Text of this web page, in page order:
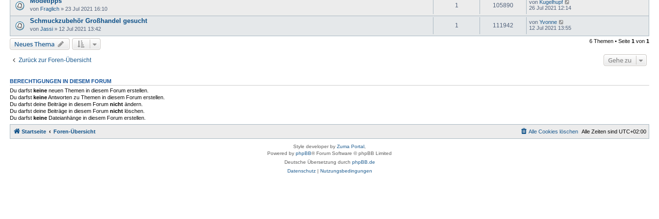
von Fraglich » 23 Jul 2021 16:10
1 105890 von Kugelhupf
26 Jul 2021 12:14
Schmuckzubehör Großhandel gesucht
von Jassi » 12 Jul 2021 13:42
1 111942 von Yvonne
12 Jul 2021 13:55
Neues Thema 6 Themen • Seite 1 von 1
Zurück zur Foren-Übersicht Gehe zu
BERECHTIGUNGEN IN DIESEM FORUM
Du darfst keine neuen Themen in diesem Forum erstellen.
Du darfst keineAntworten zu Themen in diesem Forum erstellen.
Du darfst deine Beiträge in diesem Forum nicht ändern.
Du darfst deine Beiträge in diesem Forum nicht löschen.
Du darfst keine Dateianhänge in diesem Forum erstellen.
Startseite Foren-Übersicht Alle Zeiten sind UTC+02:00
Alle Cookies löschen
Style developer by Zuma Portal
Powered by phpBB® Forum Software © phpBB Limited
Deutsche Übersetzung durch phpBB.de
Datenschutz| Nutzungsbedingungen